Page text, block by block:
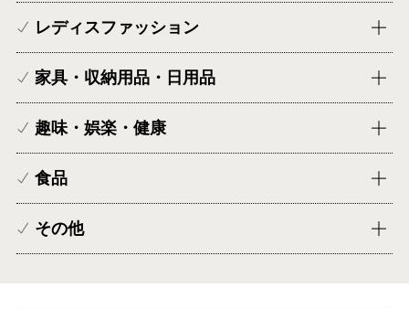
レディスファッション
家具・収納用品・日用品
趣味・娯楽・健康
食品
その他